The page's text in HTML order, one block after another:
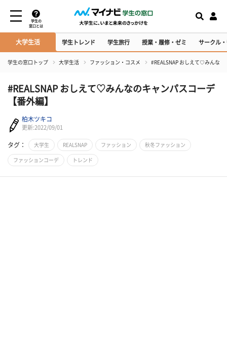
学生の
窓口とは
大学生活 学生トレンド 学生旅行 授業・履修・ゼミ サークル
学生の窓口トップ 大学生活 ファッション・コスメ #REALSNAP おしえて♡みんな
#REALSNAP おしえて♡みんなのキャンパスコーデ
【番外編】
柏木ツキコ
更新:2022/09/01
タグ： 大学生 REALSNAP ファッション 秋冬ファッション
ファッションコーデ トレンド